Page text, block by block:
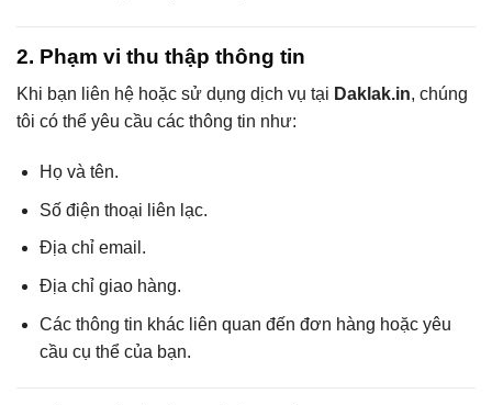
2. Phạm vi thu thập thông tin
Khi bạn liên hệ hoặc sử dụng dịch vụ tại Daklak.in, chúng
tôi có thể yêu cầu các thông tin như:
Họ và tên.
Số điện thoại liên lạc.
Địa chỉ email.
Địa chỉ giao hàng.
Các thông tin khác liên quan đến đơn hàng hoặc yêu
cầu cụ thể của bạn.